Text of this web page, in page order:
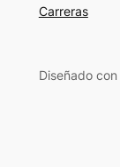
Carreras
Diseñado con